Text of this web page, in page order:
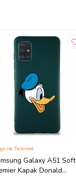
Galaxy A51 Soft
Kapak Donald
ile Teslimat